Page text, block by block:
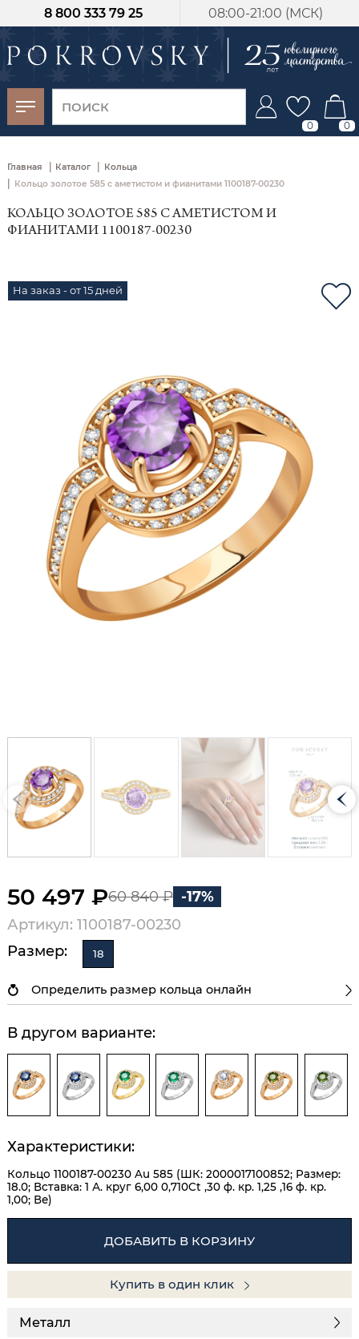
08:00-21:00 (МСК)
8 800 333 79 25
0 0
Главная | Каталог | Кольца
| Кольцо золотое 585 с аметистом и фианитами 1100187-00230
КОЛЬЦО ЗОЛОТОЕ 585 С АМЕТИСТОМ И
ФИАНИТАМИ 1100187-00230
На заказ - от 15 дней
50 497 ₽60 840 ₽ -17%
Артикул: 1100187-00230
Размер:
18
Определить размер кольца онлайн
В другом варианте:
Характеристики:
Кольцо 1100187-00230 Au 585 (ШК: 2000017100852; Размер:
18.0; Вставка: 1 А. круг 6,00 0,710Ct ,30 ф. кр. 1,25 ,16 ф. кр.
1,00; Ве)
ДОБАВИТЬ В КОРЗИНУ
Купить в один клик
Металл
-30%
от 15 дней с
момента оплаты